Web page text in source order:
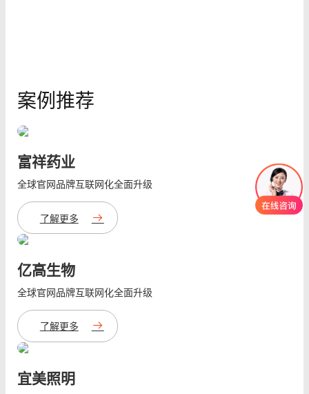
案例推荐
富祥药业
全球官网品牌互联网化全面升级
了解更多
亿高生物
全球官网品牌互联网化全面升级
了解更多
宜美照明